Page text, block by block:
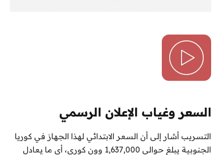
السعر وغياب الإعلان الرسمي
التسريب أشار إلى أن السعر الابتدائي لهذا الجهاز في كوريا
الجنوبية يبلغ حوالي 1,637,000 وون كوري، أي ما يعادل